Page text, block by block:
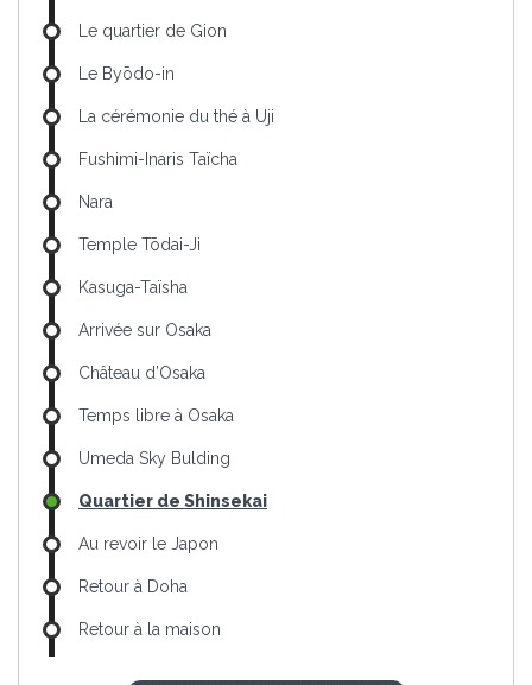
Le quartier de Gion
Le Byōdo-in
La cérémonie du thé à Uji
Fushimi-Inaris Taïcha
Nara
Temple Tōdai-Ji
Kasuga-Taïsha
Arrivée sur Osaka
Château d’Osaka
Temps libre à Osaka
Umeda Sky Bulding
Quartier de Shinsekai
Au revoir le Japon
Retour à Doha
Retour à la maison